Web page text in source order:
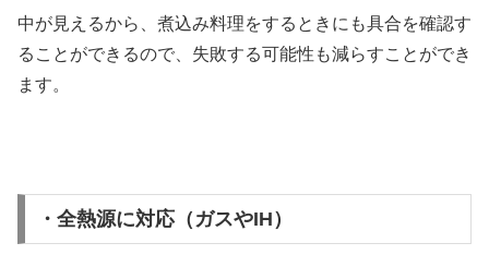
中が見えるから、煮込み料理をするときにも具合を確認す
ることができるので、失敗する可能性も減らすことができ
ます。
・全熱源に対応（ガスやIH）